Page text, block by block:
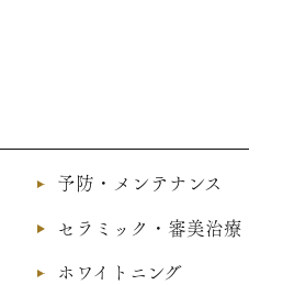
予防・メンテナンス
セラミック・審美治療
ホワイトニング